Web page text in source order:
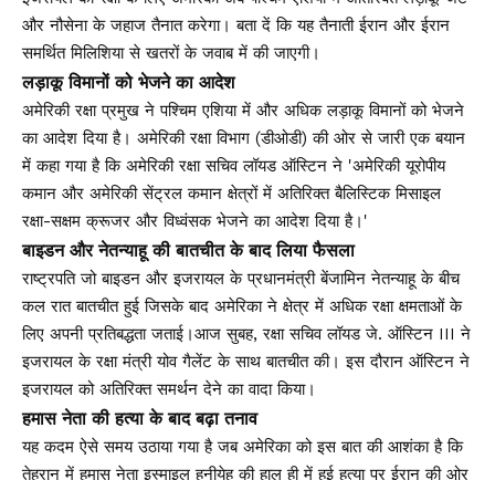
और नौसेना के जहाज तैनात करेगा। बता दें कि यह तैनाती ईरान और ईरान
समर्थित मिलिशिया से खतरों के जवाब में की जाएगी।
लड़ाकू विमानों को भेजने का आदेश
अमेरिकी रक्षा प्रमुख ने पश्चिम एशिया में और अधिक लड़ाकू विमानों को भेजने
का आदेश दिया है। अमेरिकी रक्षा विभाग (डीओडी) की ओर से जारी एक बयान
में कहा गया है कि अमेरिकी रक्षा सचिव लॉयड ऑस्टिन ने 'अमेरिकी यूरोपीय
कमान और अमेरिकी सेंट्रल कमान क्षेत्रों में अतिरिक्त बैलिस्टिक मिसाइल
रक्षा-सक्षम क्रूजर और विध्वंसक भेजने का आदेश दिया है।'
बाइडन और नेतन्याहू की बातचीत के बाद लिया फैसला
राष्ट्रपति जो बाइडन और इजरायल के प्रधानमंत्री बेंजामिन नेतन्याहू के बीच
कल रात बातचीत हुई जिसके बाद अमेरिका ने क्षेत्र में अधिक रक्षा क्षमताओं के
लिए अपनी प्रतिबद्धता जताई।आज सुबह, रक्षा सचिव लॉयड जे. ऑस्टिन III ने
इजरायल के रक्षा मंत्री योव गैलेंट के साथ बातचीत की। इस दौरान ऑस्टिन ने
इजरायल को अतिरिक्त समर्थन देने का वादा किया।
हमास नेता की हत्या के बाद बढ़ा तनाव
यह कदम ऐसे समय उठाया गया है जब अमेरिका को इस बात की आशंका है कि
तेहरान में हमास नेता इस्माइल हनीयेह की हाल ही में हुई हत्या पर ईरान की ओर